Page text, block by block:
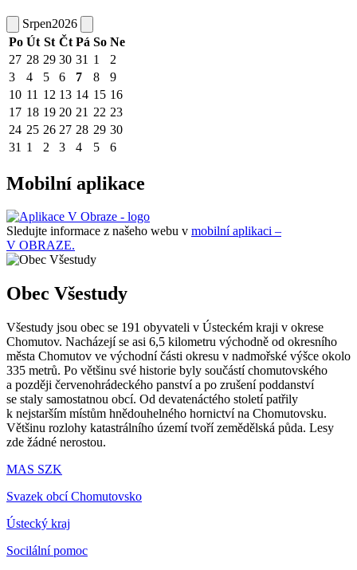
Srpen2026
Po Út St Čt Pá So Ne
27 28 29 30 31 1
2
3
4 5 6 7 8
9
10 11 12 13 14 15 16
17 18 19 20 21 22 23
24 25 26 27 28 29 30
31 1 2 3 4 5 6
Mobilní aplikace
Sledujte informace z našeho webu v mobilní aplikaci –
V OBRAZE.
Obec Všestudy
Všestudy jsou obec se 191 obyvateli v Ústeckém kraji v okrese
Chomutov. Nacházejí se asi 6,5 kilometru východně od okresního
města Chomutov ve východní části okresu v nadmořské výšce okolo
335 metrů. Po většinu své historie byly součástí chomutovského
a později červenohrádeckého panství a po zrušení poddanství
se staly samostatnou obcí. Od devatenáctého století patřily
k nejstarším místům hnědouhelného hornictví na Chomutovsku.
Většinu rozlohy katastrálního území tvoří zemědělská půda. Lesy
zde žádné nerostou.
MAS SZK
Svazek obcí Chomutovsko
Ústecký kraj
Socilální pomoc